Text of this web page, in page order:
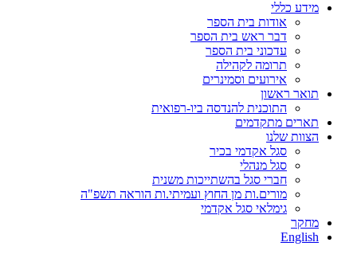
מידע כללי
אודות בית הספר
דבר ראש בית הספר
עדכוני בית הספר
תרומה לקהילה
אירועים וסמינרים
תואר ראשון
התוכנית להנדסה ביו-רפואית
תארים מתקדמים
הצוות שלנו
סגל אקדמי בכיר
סגל מנהלי
חברי סגל בהשתייכות משנית
מורים.ות מן החוץ ועמיתי.ות הוראה תשפ"ה
גימלאי סגל אקדמי
מחקר
English